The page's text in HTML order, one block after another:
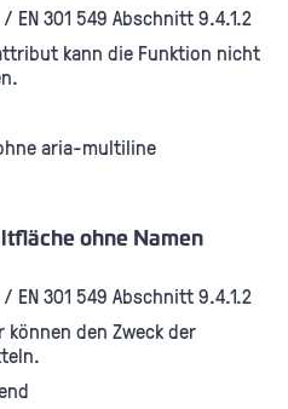
/ EN 301 549 Abschnitt 9.4.1.2
kann die Funktion nicht
aria-multiline
ohne Namen
/ EN 301 549 Abschnitt 9.4.1.2
können den Zweck der